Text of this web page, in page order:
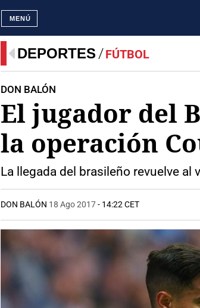
MENÚ
DEPORTES FÚTBOL
DON BALÓN
El jugador del
la operación
La llegada del brasileño revuelve al
DON BALÓN 18 Ago 2017- 14:22 CET